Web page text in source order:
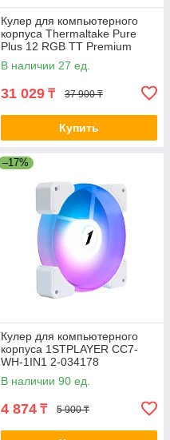
Кулер для компьютерного
корпуса Thermaltake Pure
Plus 12 RGB TT Premium
Edition (3-Fan Pack) 2-008548
В наличии 27 ед.
31 029 ₸ 37 900 ₸
Купить
–17%
Кулер для компьютерного
корпуса 1STPLAYER CC7-
WH-1IN1 2-034178
В наличии 90 ед.
4 874 ₸ 5 900 ₸